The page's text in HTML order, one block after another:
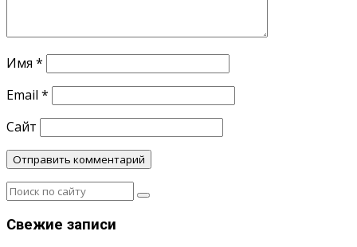
Имя *
Email *
Сайт
Свежие записи